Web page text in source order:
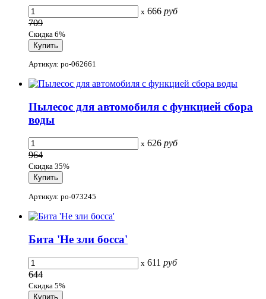
x 666 руб
709
Скидка 6%
Артикул: po-062661
Пылесос для автомобиля с функцией сбора
воды
x 626 руб
964
Скидка 35%
Артикул: po-073245
Бита 'Не зли босса'
x 611 руб
644
Скидка 5%